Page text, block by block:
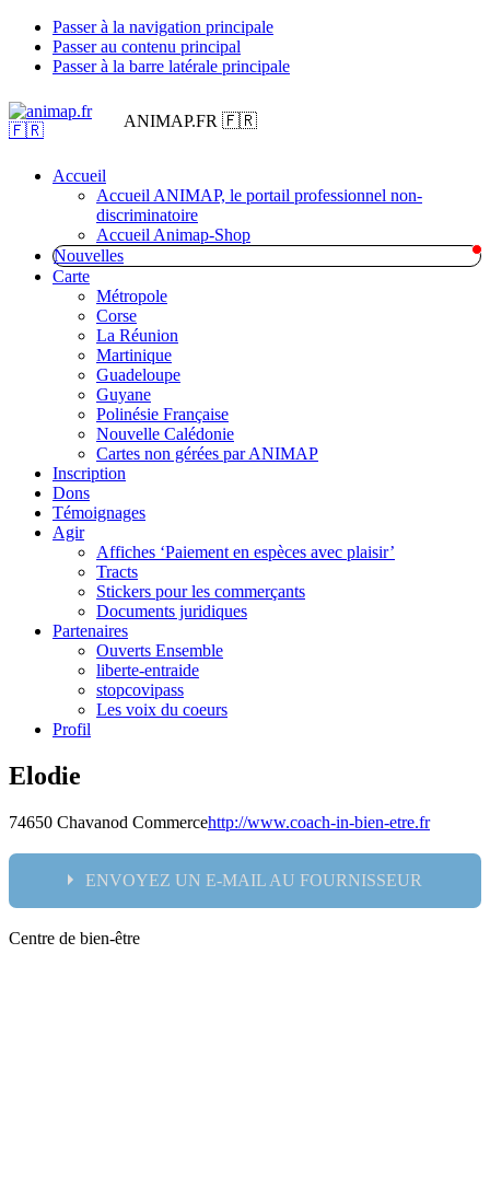
Passer à la navigation principale
Passer au contenu principal
Passer à la barre latérale principale
ANIMAP.FR 🇫🇷
Accueil
Accueil ANIMAP, le portail professionnel non-
discriminatoire
Accueil Animap-Shop
Nouvelles
Carte
Métropole
Corse
La Réunion
Martinique
Guadeloupe
Guyane
Polinésie Française
Nouvelle Calédonie
Cartes non gérées par ANIMAP
Inscription
Dons
Témoignages
Agir
Affiches ‘Paiement en espèces avec plaisir’
Tracts
Stickers pour les commerçants
Documents juridiques
Partenaires
Ouverts Ensemble
liberte-entraide
stopcovipass
Les voix du coeurs
Profil
Elodie
74650 Chavanod Commercehttp://www.coach-in-bien-etre.fr
ENVOYEZ UN E-MAIL AU FOURNISSEUR
Nom:
Centre de bien-être